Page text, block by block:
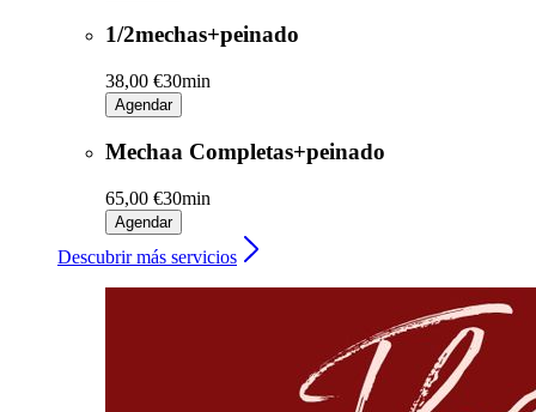
1/2mechas+peinado
38,00 €30min
Agendar
Mechaa Completas+peinado
65,00 €30min
Agendar
Descubrir más servicios